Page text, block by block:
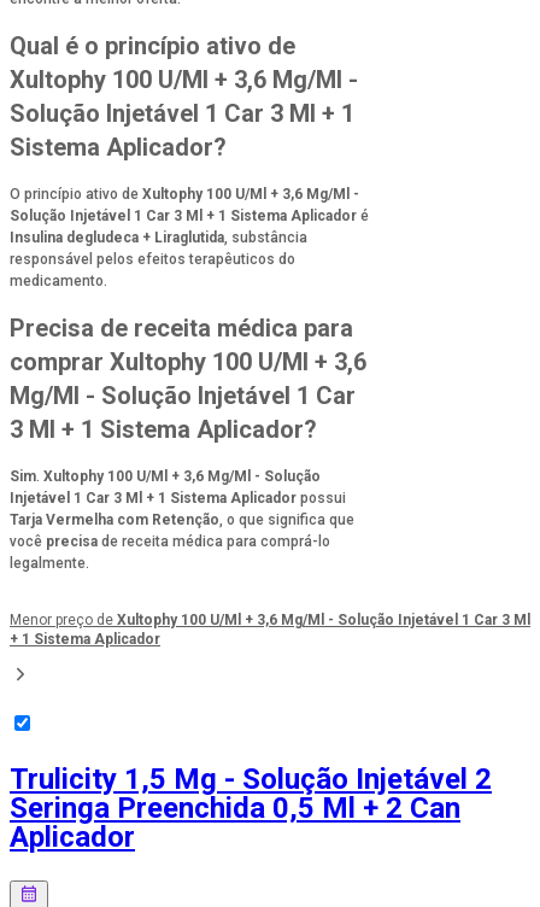
Qual é o princípio ativo de
Xultophy 100 U/Ml + 3,6 Mg/Ml -
Solução Injetável 1 Car 3 Ml + 1
Sistema Aplicador?
O princípio ativo de Xultophy 100 U/Ml + 3,6 Mg/Ml -
Solução Injetável 1 Car 3 Ml + 1 Sistema Aplicador é
Insulina degludeca + Liraglutida, substância
responsável pelos efeitos terapêuticos do
medicamento.
Precisa de receita médica para
comprar Xultophy 100 U/Ml + 3,6
Mg/Ml - Solução Injetável 1 Car
3 Ml + 1 Sistema Aplicador?
Sim. Xultophy 100 U/Ml + 3,6 Mg/Ml - Solução
Injetável 1 Car 3 Ml + 1 Sistema Aplicador possui
Tarja Vermelha com Retenção, o que significa que
você precisa de receita médica para comprá-lo
legalmente.
Menor preço de Xultophy 100 U/Ml + 3,6 Mg/Ml - Solução Injetável 1 Car 3 Ml
+ 1 Sistema Aplicador
Trulicity 1,5 Mg - Solução Injetável 2
Seringa Preenchida 0,5 Ml + 2 Can
Aplicador